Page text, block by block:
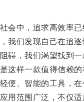
中，追求高效率已
们发现自己在追逐
，我们渴望找到一
样一款值得信赖的
、智能的工具，在
范围广泛，不仅适